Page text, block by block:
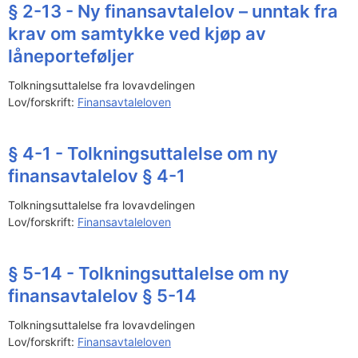
§ 2-13 - Ny finansavtalelov – unntak fra
krav om samtykke ved kjøp av
låneporteføljer
Tolkningsuttalelse fra lovavdelingen
Lov/forskrift: Finansavtaleloven
§ 4-1 - Tolkningsuttalelse om ny
finansavtalelov § 4-1
Tolkningsuttalelse fra lovavdelingen
Lov/forskrift: Finansavtaleloven
§ 5-14 - Tolkningsuttalelse om ny
finansavtalelov § 5-14
Tolkningsuttalelse fra lovavdelingen
Lov/forskrift: Finansavtaleloven